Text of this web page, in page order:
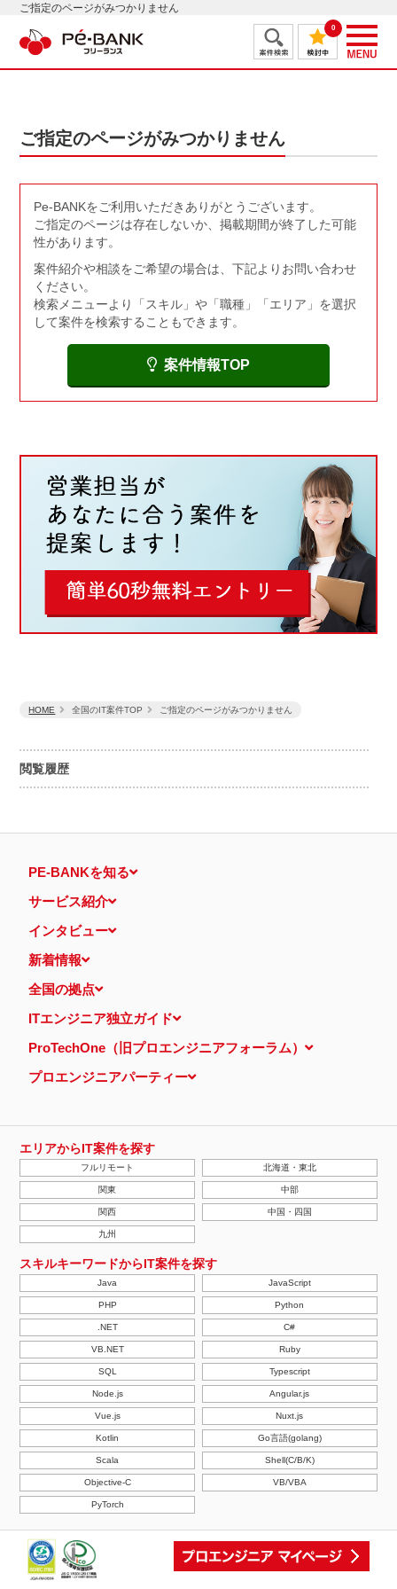
ご指定のページがみつかりません
0
閲覧履歴
HOME 全国のIT案件TOP ご指定のページがみつかりません
ご指定のページがみつかりません
Pe-BANKをご利用いただきありがとうございます。
ご指定のページは存在しないか、掲載期間が終了した可能
性があります。
案件紹介や相談をご希望の場合は、下記よりお問い合わせ
ください。
検索メニューより「スキル」や「職種」「エリア」を選択
して案件を検索することもできます。
案件情報TOP
PE-BANKを知る
サービス紹介
インタビュー
新着情報
全国の拠点
ITエンジニア独立ガイド
ProTechOne（旧プロエンジニアフォーラム）
プロエンジニアパーティー
エリアからIT案件を探す
フルリモート 北海道・東北
関東 中部
関西 中国・四国
九州
スキルキーワードからIT案件を探す
Java JavaScript
PHP Python
.NET C#
VB.NET Ruby
SQL Typescript
Node.js Angular.js
Vue.js Nuxt.js
Kotlin Go言語(golang)
Scala Shell(C/B/K)
Objective-C VB/VBA
PyTorch